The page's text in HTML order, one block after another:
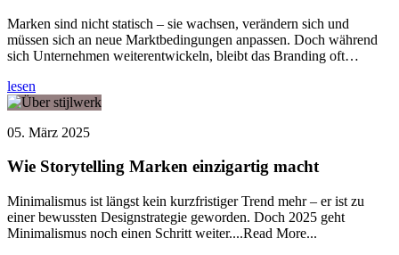
Marken sind nicht statisch – sie wachsen, verändern sich und
müssen sich an neue Marktbedingungen anpassen. Doch während
sich Unternehmen weiterentwickeln, bleibt das Branding oft…
lesen
05. März 2025
Wie Storytelling Marken einzigartig macht
Minimalismus ist längst kein kurzfristiger Trend mehr – er ist zu
einer bewussten Designstrategie geworden. Doch 2025 geht
Minimalismus noch einen Schritt weiter....Read More...